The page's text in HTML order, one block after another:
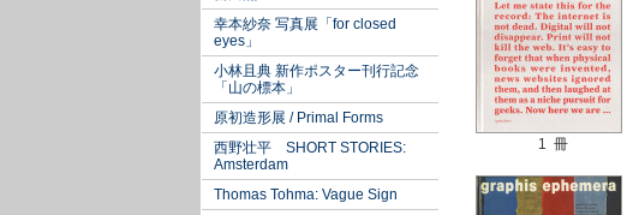
幸本紗奈 写真展「for closed
eyes」
小林且典 新作ポスター刊行記念
「山の標本」
原初造形展 / Primal Forms
西野壮平 SHORT STORIES:
Amsterdam
Thomas Tohma: Vague Sign
1 冊